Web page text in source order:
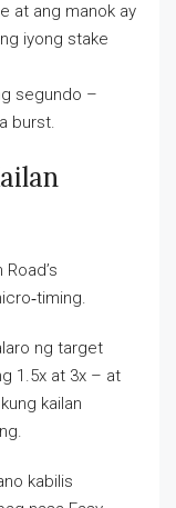
at ang manok ay
iyong stake
segundo –
burst.
ng target
1.5x at 3x – at
kailan
kabilis